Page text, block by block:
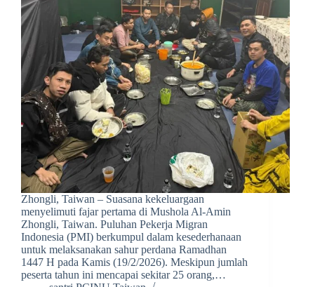
Zhongli, Taiwan – Suasana kekeluargaan
menyelimuti fajar pertama di Mushola Al-Amin
Zhongli, Taiwan. Puluhan Pekerja Migran
Indonesia (PMI) berkumpul dalam kesederhanaan
untuk melaksanakan sahur perdana Ramadhan
1447 H pada Kamis (19/2/2026). Meskipun jumlah
peserta tahun ini mencapai sekitar 25 orang,…